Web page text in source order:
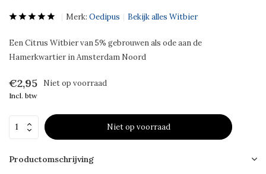
Merk: Oedipus Bekijk alles Witbier
Een Citrus Witbier van 5% gebrouwen als ode aan de
Hamerkwartier in Amsterdam Noord
€2,95 Niet op voorraad
Incl. btw
Niet op voorraad
Productomschrijving